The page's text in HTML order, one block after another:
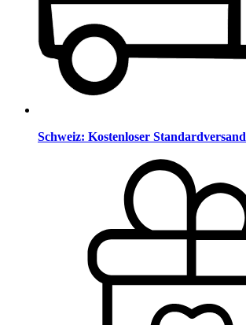
Schweiz: Kostenloser Standardversand